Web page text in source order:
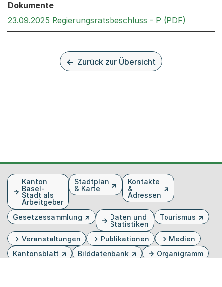
Dokumente
23.09.2025 Regierungsratsbeschluss - P (PDF)
Zurück zur Übersicht
FusszeileKanton
Basel-
Stadt als
Arbeitgeber
Stadtplan
& Karte
Kontakte
&
Adressen
Gesetzessammlung
Daten und
Statistiken
Tourismus
Veranstaltungen Publikationen
Medien
Kantonsblatt
Bilddatenbank
Organigramm